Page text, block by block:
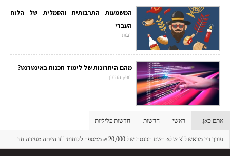
המשמעות התרבותית והסמלית של הלוח
העברי
דעות
מהם היתרונות של לימוד תכנות באינטרנט?
דופק החינוך
אתם כאן: ראשי חדשות חדשות פליליות
עורך דין מראשל"צ שלא רשם הכנסה של 20,000 ₪ ממספר לקוחות: "זו הייתה מעידה חד